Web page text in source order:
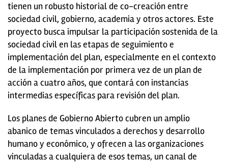
tienen un robusto historial de co-creación entre
sociedad civil, gobierno, academia y otros actores. Este
proyecto busca impulsar la participación sostenida de la
sociedad civil en las etapas de seguimiento e
implementación del plan, especialmente en el contexto
de la implementación por primera vez de un plan de
acción a cuatro años, que contará con instancias
intermedias específicas para revisión del plan.
Los planes de Gobierno Abierto cubren un amplio
abanico de temas vinculados a derechos y desarrollo
humano y económico, y ofrecen a las organizaciones
vinculadas a cualquiera de esos temas, un canal de